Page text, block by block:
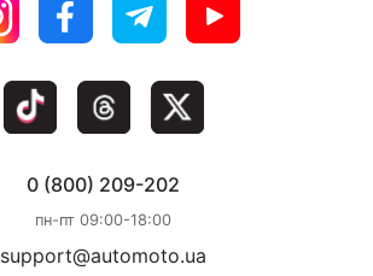
0 (800) 209-202
пн-пт 09:00-18:00
support@automoto.ua